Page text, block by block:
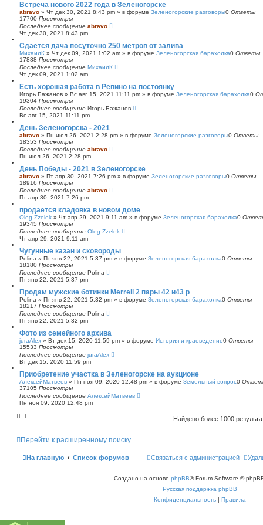
Встреча нового 2022 года в Зеленогорске
abravo » Чт дек 30, 2021 8:43 pm » в форуме Зеленогорские разговоры0 Ответы
17700 Просмотры
Последнее сообщение abravo
Чт дек 30, 2021 8:43 pm
Сдаётся дача посуточно 250 метров от залива
МихаилК » Чт дек 09, 2021 1:02 am » в форуме Зеленогорская барахолка0 Ответы
17888 Просмотры
Последнее сообщение МихаилК
Чт дек 09, 2021 1:02 am
Есть хорошая работа в Репино на постоянку
Игорь Бажанов » Вс авг 15, 2021 11:11 pm » в форуме Зеленогорская барахолка0
19304 Просмотры
Последнее сообщение Игорь Бажанов
Вс авг 15, 2021 11:11 pm
День Зеленогорска - 2021
abravo » Пн июл 26, 2021 2:28 pm » в форуме Зеленогорские разговоры0 Ответы
18353 Просмотры
Последнее сообщение abravo
Пн июл 26, 2021 2:28 pm
День Победы - 2021 в Зеленогорске
abravo » Пт апр 30, 2021 7:26 pm » в форуме Зеленогорские разговоры0 Ответы
18916 Просмотры
Последнее сообщение abravo
Пт апр 30, 2021 7:26 pm
продается кладовка в новом доме
Oleg Zzelek » Чт апр 29, 2021 9:11 am » в форуме Зеленогорская барахолка0
19345 Просмотры
Последнее сообщение Oleg Zzelek
Чт апр 29, 2021 9:11 am
Чугунные казан и сковороды
Polina » Пт янв 22, 2021 5:37 pm » в форуме Зеленогорская барахолка0 Ответы
18180 Просмотры
Последнее сообщение Polina
Пт янв 22, 2021 5:37 pm
Продам мужские ботинки Merrell 2 пары 42 и43 р
Polina » Пт янв 22, 2021 5:32 pm » в форуме Зеленогорская барахолка0 Ответы
18217 Просмотры
Последнее сообщение Polina
Пт янв 22, 2021 5:32 pm
Фото из семейного архива
juraAlex » Вт дек 15, 2020 11:59 pm » в форуме История и краеведение0 Ответы
15533 Просмотры
Последнее сообщение juraAlex
Вт дек 15, 2020 11:59 pm
Приобретение участка в Зеленогорске на аукционе
АлексейМатвеев » Пн ноя 09, 2020 12:48 pm » в форуме Земельный вопрос0
37105 Просмотры
Последнее сообщение АлексейМатвеев
Пн ноя 09, 2020 12:48 pm
Найдено более 1000
Перейти к расширенному поиску
На главную Список форумов Связаться с администрацией
Создано на основе phpBB® Forum Software ©
Русская поддержка phpBB
Конфиденциальность | Правила